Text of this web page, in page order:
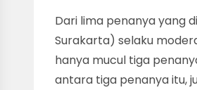
Dari lima penanya yang
Surakarta) selaku
hanya mucul tiga
antara tiga penanya itu,